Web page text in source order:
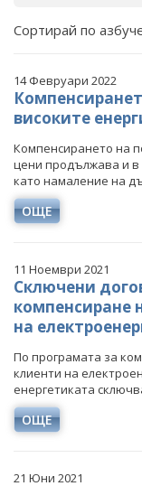
Сортирай по
14 Февруари 2022
високите
Компенсирането на
цени продължава и в
като намаление на
ОЩЕ
11 Ноември 2021
Сключени
компенсиране
на
По програмата за
клиенти на
енергетиката
ОЩЕ
21 Юни 2021